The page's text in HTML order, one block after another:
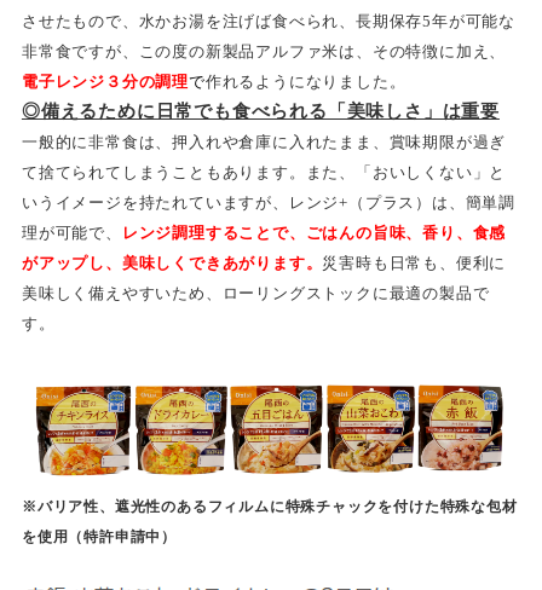
させたもので、水かお湯を注げば食べられ、長期保存5年が可能な
非常食ですが、この度の新製品アルファ米は、その特徴に加え、
電子レンジ３分の調理で作れるようになりました。
◎備えるために日常でも食べられる「美味しさ」は重要
一般的に非常食は、押入れや倉庫に入れたまま、賞味期限が過ぎ
て捨てられてしまうこともあります。また、「おいしくない」と
いうイメージを持たれていますが、レンジ+（プラス）は、簡単調
理が可能で、
レンジ調理することで、ごはんの旨味、香り、食感
がアップし、美味しくできあがります。 災害時も日常も、便利に
美味しく備えやすいため、ローリングストックに最適の製品で
す。
※バリア性、遮光性のあるフィルムに特殊チャックを付けた特殊な包材
を使用（特許申請中）